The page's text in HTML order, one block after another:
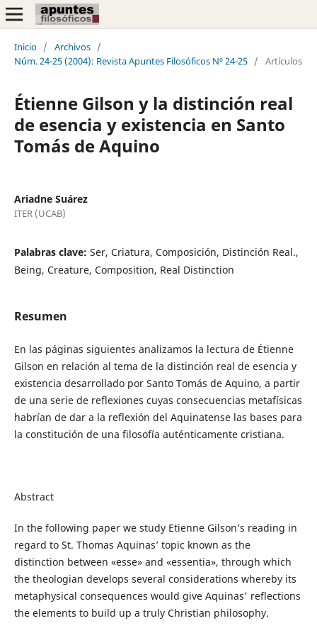
Inicio / Archivos /
Núm. 24-25 (2004): Revista Apuntes Filosóficos Nº 24-25 / Artículos
Étienne Gilson y la distinción real
de esencia y existencia en Santo
Tomás de Aquino
Ariadne Suárez
ITER (UCAB)
Palabras clave: Ser, Criatura, Composición, Distinción Real.,
Being, Creature, Composition, Real Distinction
Resumen
En las páginas siguientes analizamos la lectura de Étienne
Gilson en relación al tema de la distinción real de esencia y
existencia desarrollado por Santo Tomás de Aquino, a partir
de una serie de reflexiones cuyas consecuencias metafísicas
habrían de dar a la reflexión del Aquinatense las bases para
la constitución de una filosofía auténticamente cristiana.
Abstract
In the following paper we study Etienne Gilson’s reading in
regard to St. Thomas Aquinas’ topic known as the
distinction between «esse» and «essentia», through which
the theologian develops several considerations whereby its
metaphysical consequences would give Aquinas' reflections
the elements to build up a truly Christian philosophy.